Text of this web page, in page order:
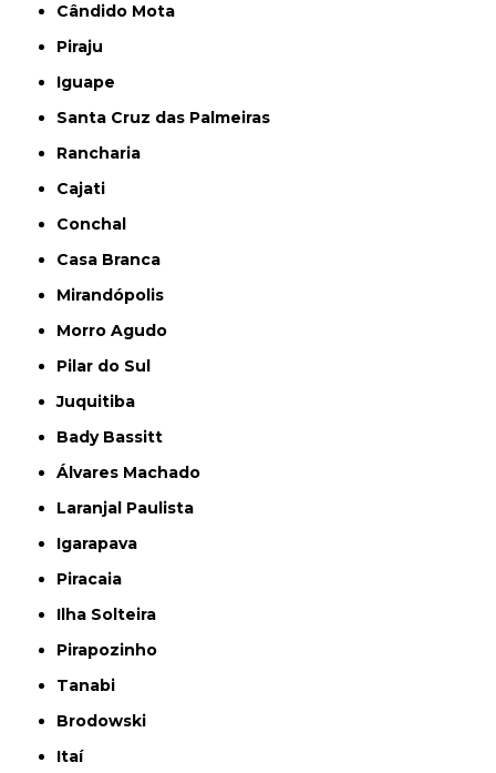
Cândido Mota
Piraju
Iguape
Santa Cruz das Palmeiras
Rancharia
Cajati
Conchal
Casa Branca
Mirandópolis
Morro Agudo
Pilar do Sul
Juquitiba
Bady Bassitt
Álvares Machado
Laranjal Paulista
Igarapava
Piracaia
Ilha Solteira
Pirapozinho
Tanabi
Brodowski
Itaí